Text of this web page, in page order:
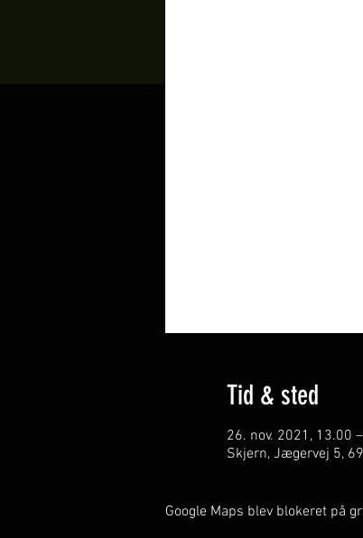
Tid & sted
26. nov. 2021, 13.00
Skjern, Jægervej 5,
Google Maps blev blokeret på